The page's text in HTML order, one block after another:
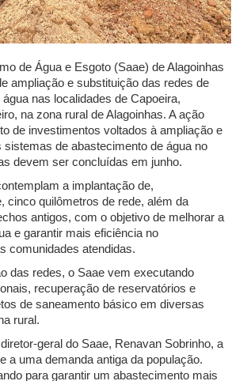
de Água e Esgoto (Saae) de Alagoinhas
ampliação e substituição das redes de
nas localidades de Capoeira,
na zona rural de Alagoinhas. A ação
de investimentos voltados à ampliação e
sistemas de abastecimento de água no
devem ser concluídas em junho.
a implantação de,
cinco quilômetros de rede, além da
antigos, com o objetivo de melhorar a
e garantir mais eficiência no
comunidades atendidas.
das redes, o Saae vem executando
recuperação de reservatórios e
de saneamento básico em diversas
rural.
geral do Saae, Renavan Sobrinho, a
a uma demanda antiga da população.
para garantir um abastecimento mais